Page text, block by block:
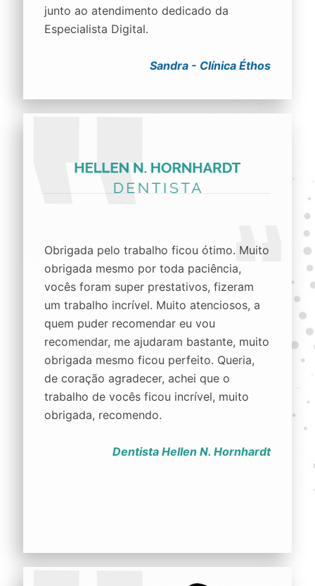
junto ao atendimento dedicado da
Especialista Digital.
Sandra - Clínica Éthos
Obrigada pelo trabalho ficou ótimo. Muito
obrigada mesmo por toda paciência,
vocês foram super prestativos, fizeram
um trabalho incrível. Muito atenciosos, a
quem puder recomendar eu vou
recomendar, me ajudaram bastante, muito
obrigada mesmo ficou perfeito. Queria,
de coração agradecer, achei que o
trabalho de vocês ficou incrível, muito
obrigada, recomendo.
Dentista Hellen N. Hornhardt